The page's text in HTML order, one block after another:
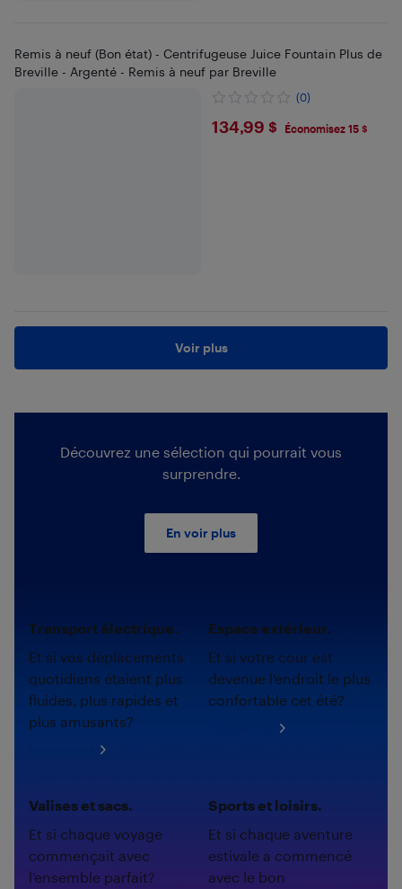
Remis à neuf (Bon état) - Centrifugeuse Juice Fountain Plus de
Breville - Argenté - Remis à neuf par Breville
(0)
$134.99
134,99 $ Économisez 15 $
Voir plus
Découvrez une sélection qui pourrait vous
surprendre.
En voir plus
Transport électrique.
Et si vos déplacements
quotidiens étaient plus
fluides, plus rapides et
plus amusants?
Espace extérieur.
Et si votre cour est
devenue l'endroit le plus
confortable cet été?
Valises et sacs.
Et si chaque voyage
commençait avec
l'ensemble parfait?
Sports et loisirs.
Et si chaque aventure
estivale a commencé
avec le bon